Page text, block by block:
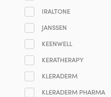
IRALTONE
JANSSEN
KEENWELL
KERATHERAPY
KLERADERM
KLERADERM PHARMA